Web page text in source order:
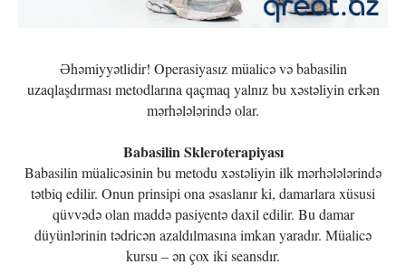
Əhəmiyyətlidir! Operasiyasız müalicə və babasilin
uzaqlaşdırması metodlarına qaçmaq yalnız bu xəstəliyin erkən
mərhələlərində olar.
Babasilin Skleroterapiyası
Babasilin müalicəsinin bu metodu xəstəliyin ilk mərhələlərində
tətbiq edilir. Onun prinsipi ona əsaslanır ki, damarlara xüsusi
qüvvədə olan maddə pasiyentə daxil edilir. Bu damar
düyünlərinin tədricən azaldılmasına imkan yaradır. Müalicə
kursu – ən çox iki seansdır.